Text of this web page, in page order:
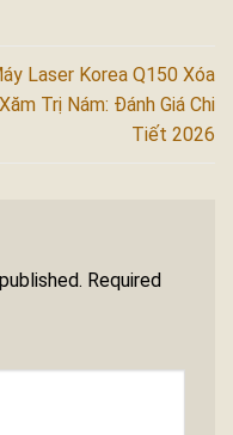
Laser Korea Q150 Xóa
Xăm Trị Nám: Đánh Giá Chi
Tiết 2026
Required